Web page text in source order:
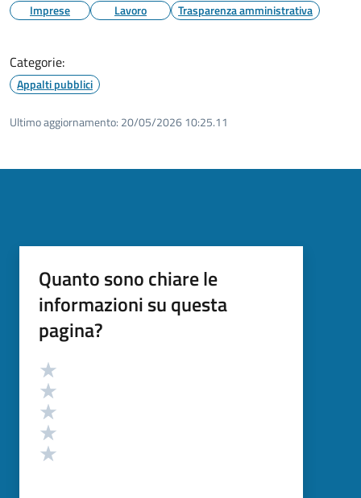
Imprese Lavoro Trasparenza amministrativa
Categorie:
Appalti pubblici
Ultimo aggiornamento: 20/05/2026 10:25.11
Quanto sono chiare le
informazioni su questa
pagina?
Valutazione